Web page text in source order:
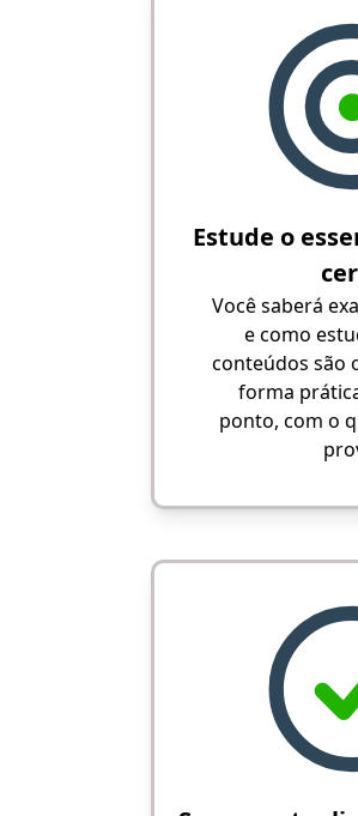
Estude o
Você saberá
e como
conteúdos são
forma
ponto, com o